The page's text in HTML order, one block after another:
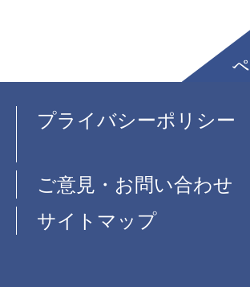
プライバシーポリシー
ご意見・お問い合わせ
サイトマップ